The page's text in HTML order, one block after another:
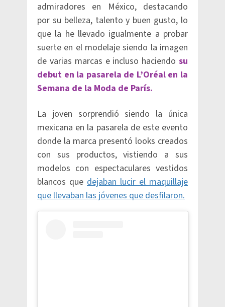
admiradores en México, destacando
por su belleza, talento y buen gusto, lo
que la he llevado igualmente a probar
suerte en el modelaje siendo la imagen
de varias marcas e incluso haciendo su
debut en la pasarela de L’Oréal en la
Semana de la Moda de París.
La joven sorprendió siendo la única
mexicana en la pasarela de este evento
donde la marca presentó looks creados
con sus productos, vistiendo a sus
modelos con espectaculares vestidos
blancos que dejaban lucir el maquillaje
que llevaban las jóvenes que desfilaron.